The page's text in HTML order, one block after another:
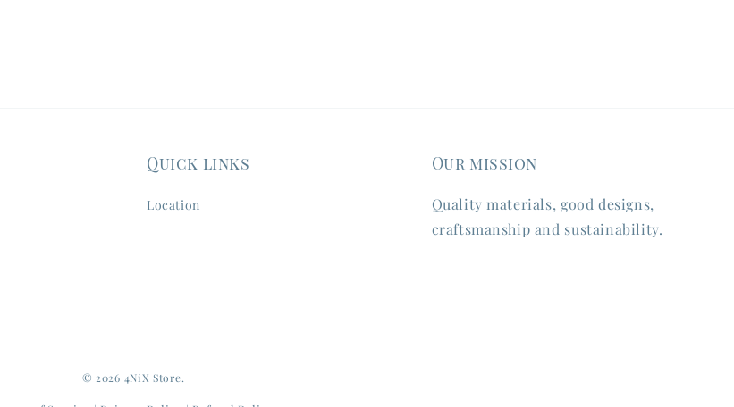
Quick links
Location
Our mission
Quality materials, good designs,
craftsmanship and sustainability.
© 2026 4NiX Store.